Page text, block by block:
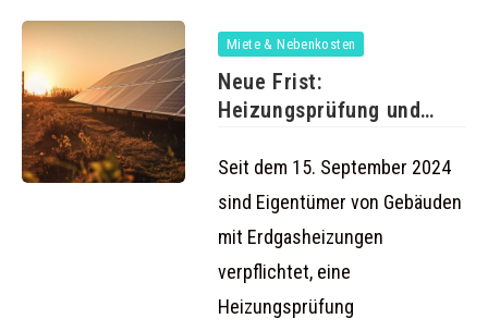
Miete & Nebenkosten
Neue Frist:
Heizungsprüfung und
September
Seit dem 15. September 2024
sind Eigentümer von Gebäuden
mit Erdgasheizungen
verpflichtet, eine
Heizungsprüfung